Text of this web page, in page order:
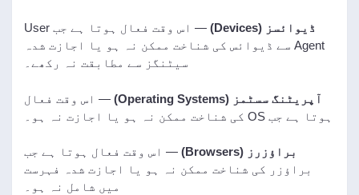
ڈیوائسز (Devices)
— اس وقت فعال ہوتا ہے جب User
Agent سے ڈیوائس کی شناخت ممکن نہ ہو یا اجازت شدہ
سیٹنگز سے مطابقت نہ رکھے۔
آپریٹنگ سسٹمز (Operating Systems)
— اس وقت فعال
ہوتا ہے جب OS کی شناخت ممکن نہ ہو یا اجازت نہ ہو۔
براؤزرز (Browsers)
— اس وقت فعال ہوتا ہے جب
براؤزر کی شناخت ممکن نہ ہو یا اجازت شدہ فہرست
میں شامل نہ ہو۔